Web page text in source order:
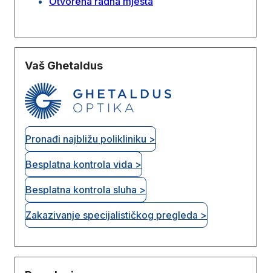
Vaš Ghetaldus
Pronađi najbližu polikliniku >
Besplatna kontrola vida >
Besplatna kontrola sluha >
Zakazivanje specijalističkog pregleda >